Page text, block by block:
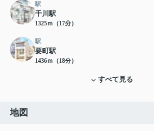
駅
千川駅
1325ｍ（17分）
駅
要町駅
1436ｍ（18分）
すべて見る
地図